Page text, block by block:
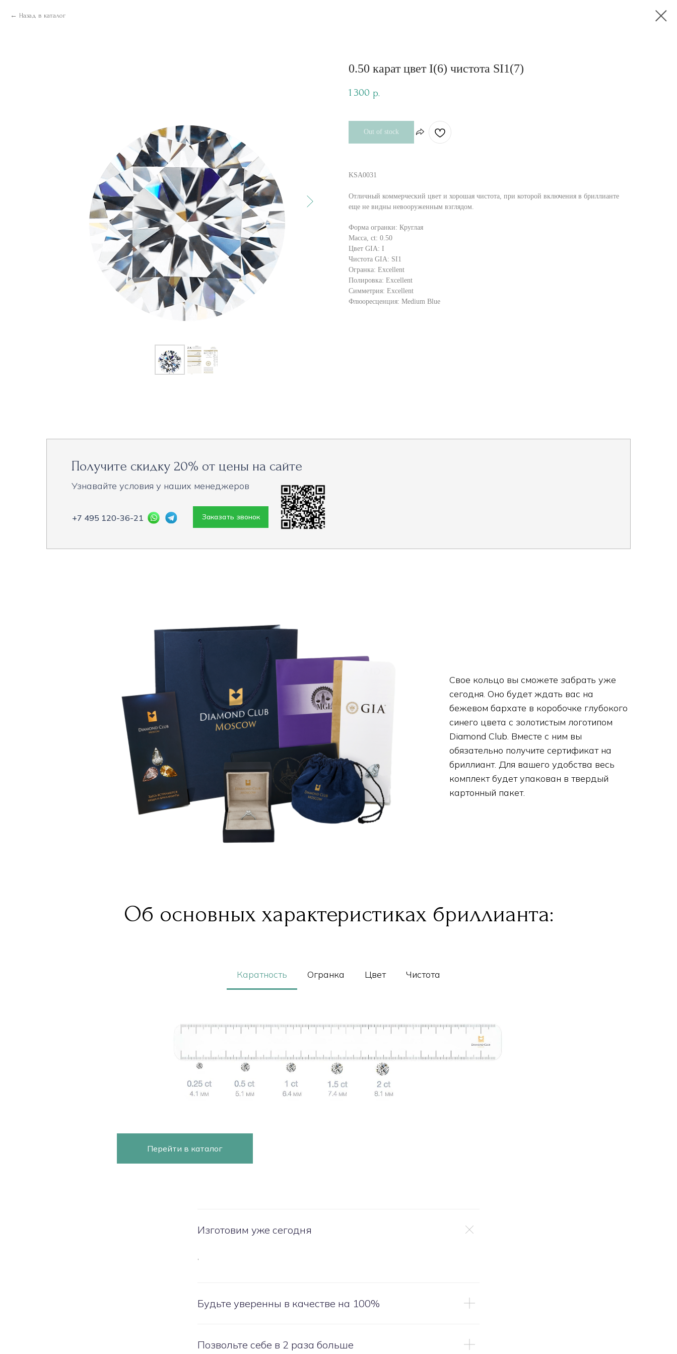
Назад в каталог
0.50 карат цвет I(6) чистота SI1(7)
1 300 р.
Out of stock
KSA0031
Отличный коммерческий цвет и хорошая чистота, при которой включения в бриллианте
еще не видны невооруженным взглядом.
Форма огранки: Круглая
Масса, ct: 0.50
Цвет GIA: I
Чистота GIA: SI1
Огранка: Excellent
Полировка: Excellent
Симметрия: Excellent
Флюоресценция: Medium Blue
Получите скидку 20% от цены на сайте
Узнавайте условия у наших менеджеров
+7 495 120-36-21 Заказать звонок
Свое кольцо вы сможете забрать уже
сегодня. Оно будет ждать вас на
бежевом бархате в коробочке глубокого
синего цвета с золотистым логотипом
Diamond Club. Вместе с ним вы
обязательно получите сертификат на
бриллиант. Для вашего удобства весь
комплект будет упакован в твердый
картонный пакет.
Об основных характеристиках бриллианта:
Каратность Огранка Цвет Чистота
Перейти в каталог
Изготовим уже сегодня
Будьте уверенны в качестве на 100%
Позвольте себе в 2 раза больше